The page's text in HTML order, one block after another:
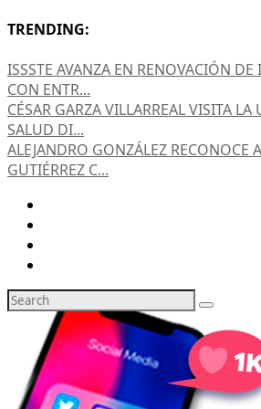
TRENDING:
ISSSTE AVANZA EN RENOVACIÓN DE
CON ENTR...
CÉSAR GARZA VILLARREAL VISITA
SALUD DI...
ALEJANDRO GONZÁLEZ RECONOCE
GUTIÉRREZ C...